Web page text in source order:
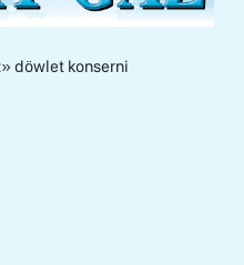
döwlet konserni